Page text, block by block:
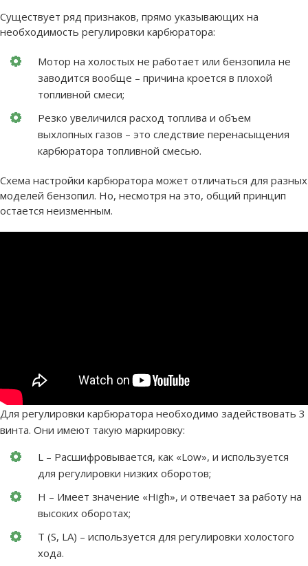
Существует ряд признаков, прямо указывающих на
необходимость регулировки карбюратора:
Мотор на холостых не работает или бензопила не
заводится вообще – причина кроется в плохой
топливной смеси;
Резко увеличился расход топлива и объем
выхлопных газов – это следствие перенасыщения
карбюратора топливной смесью.
Схема настройки карбюратора может отличаться для разных
моделей бензопил. Но, несмотря на это, общий принцип
остается неизменным.
Для регулировки карбюратора необходимо задействовать 3
винта. Они имеют такую маркировку:
L – Расшифровывается, как «Low», и используется
для регулировки низких оборотов;
H – Имеет значение «High», и отвечает за работу на
высоких оборотах;
T (S, LA) – используется для регулировки холостого
хода.